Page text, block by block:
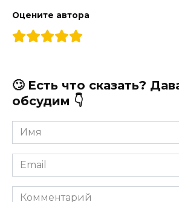
Оцените автора
🙄 Есть что сказать?
обсудим 👇
Имя
*
Email
*
Комментарий